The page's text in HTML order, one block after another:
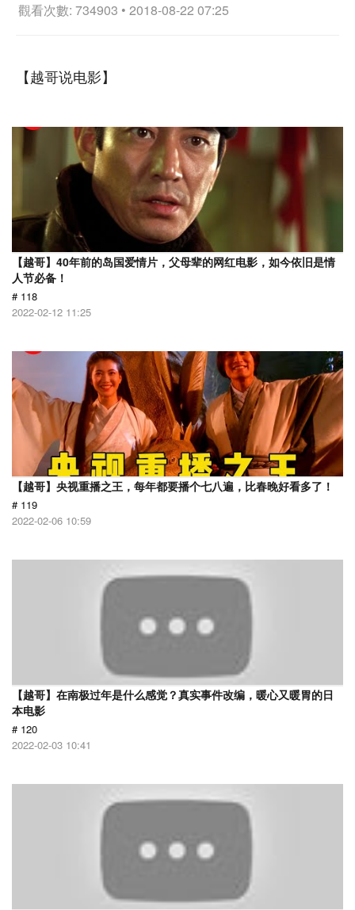
觀看次數: 734903 • 2018-08-22 07:25
【越哥说电影】
【越哥】40年前的岛国爱情片，父母辈的网红电影，如今依旧是情
人节必备！
# 118
2022-02-12 11:25
【越哥】央视重播之王，每年都要播个七八遍，比春晚好看多了！
# 119
2022-02-06 10:59
【越哥】在南极过年是什么感觉？真实事件改编，暖心又暖胃的日
本电影
# 120
2022-02-03 10:41